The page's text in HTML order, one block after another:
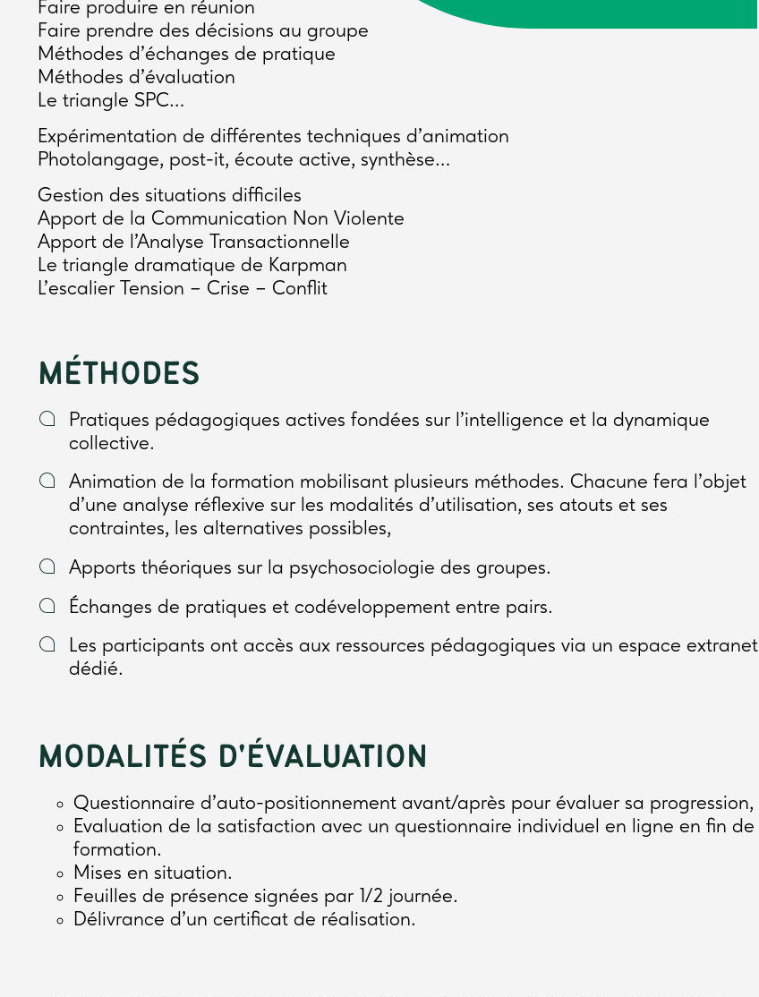
Faire produire en réunion
Faire prendre des décisions au groupe
Méthodes d’échanges de pratique
Méthodes d’évaluation
Le triangle SPC…
Expérimentation de différentes techniques d’animation
Photolangage, post-it, écoute active, synthèse…
Gestion des situations difficiles
Apport de la Communication Non Violente
Apport de l’Analyse Transactionnelle
Le triangle dramatique de Karpman
L’escalier Tension – Crise – Conflit
MÉTHODES
Pratiques pédagogiques actives fondées sur l'intelligence et la dynamique
collective.
Animation de la formation mobilisant plusieurs méthodes. Chacune fera l'objet
d'une analyse réflexive sur les modalités d'utilisation, ses atouts et ses
contraintes, les alternatives possibles,
Apports théoriques sur la psychosociologie des groupes.
Échanges de pratiques et codéveloppement entre pairs.
Les participants ont accès aux ressources pédagogiques via un espace extranet
dédié.
MODALITÉS D'ÉVALUATION
Questionnaire d’auto-positionnement avant/après pour évaluer sa progression,
Evaluation de la satisfaction avec un questionnaire individuel en ligne en fin de
formation.
Mises en situation.
Feuilles de présence signées par 1/2 journée.
Délivrance d’un certificat de réalisation.